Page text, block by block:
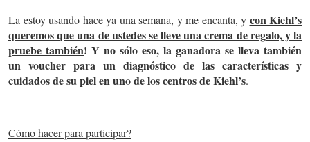
La estoy usando hace ya una semana, y me encanta, y con Kiehl’s
queremos que una de ustedes se lleve una crema de regalo, y la
pruebe también! Y no sólo eso, la ganadora se lleva también
un voucher para un diagnóstico de las características y
cuidados de su piel en uno de los centros de Kiehl’s.
Cómo hacer para participar?